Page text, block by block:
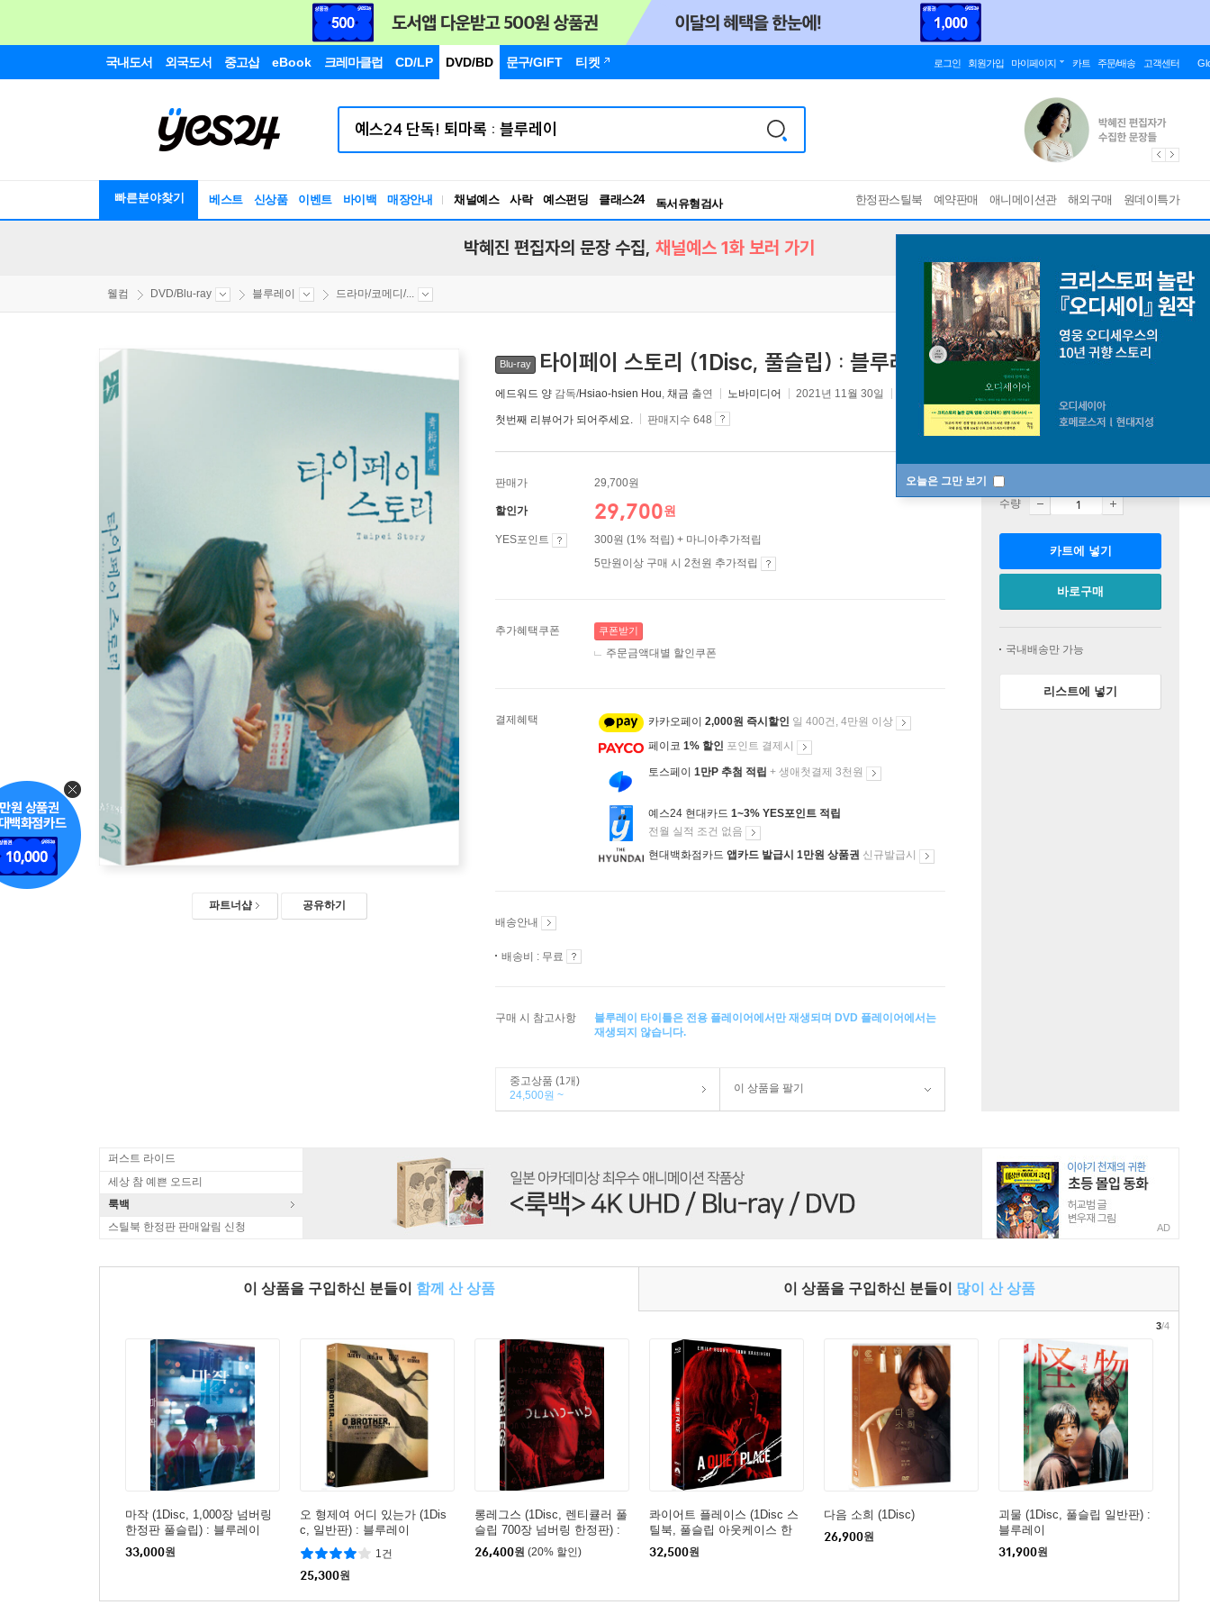
국내도서 외국도서 중고샵 eBook 크레마클럽 CD/LP DVD/BD 문구/GIFT 티켓 로그인 회원가입 마이페이지 카트 주문/배송 고객센터
빠른분야찾기 베스트 신상품 이벤트 바이백 매장안내 채널예스 사락 예스펀딩 클래스24
독서유형검사
RBTI Lab
한정판스틸북 예약판매 애니메이션관 해외구매 원데이특가
오늘은 그만 보기
박혜진 편집자의 문장 수집, 채널예스 1화 보러 가기
웰컴 DVD/Blu-ray 블루레이 드라마/코메디/...
파트너샵 공유하기
Blu-ray 타이페이 스토리 (1Disc, 풀슬립) : 블루레이
에드워드 양 감독/Hsiao-hsien Hou, 채금 출연 노바미디어 2021년 11월 30일 Taipei Story
첫번째 리뷰어가 되어주세요. 판매지수 648
판매가 29,700원
할인가 29,700원
YES포인트
300원 (1% 적립) + 마니아추가적립
5만원이상 구매 시 2천원 추가적립
추가혜택쿠폰 쿠폰받기
주문금액대별 할인쿠폰
결제혜택 카카오페이 2,000원 즉시할인 일 400건, 4만원 이상
페이코 1% 할인 포인트 결제시
토스페이 1만P 추첨 적립 + 생애첫결제 3천원
예스24 현대카드 1~3% YES포인트 적립
전월 실적 조건 없음
현대백화점카드 앱카드 발급시 1만원 상품권 신규발급시
배송안내
배송비 : 무료
구매 시 참고사항
블루레이 타이틀은 전용 플레이어에서만 재생되며 DVD 플레이어에서는
재생되지 않습니다.
중고상품 (1개)
24,500원 ~
이 상품을 팔기
판매중
수량
카트에 넣기
바로구매
국내배송만 가능
리스트에 넣기
퍼스트 라이드
세상 참 예쁜 오드리
룩백
스틸북 한정판 판매알림 신청
AD
이 상품을 구입하신 분들이 함께 산 상품 이 상품을 구입하신 분들이 많이 산 상품
마작 (1Disc, 1,000장 넘버링
한정판 풀슬립) : 블루레이
33,000원
오 형제여 어디 있는가 (1Dis
c, 일반판) : 블루레이
1건
25,300원
롱레그스 (1Disc, 렌티큘러 풀
슬립 700장 넘버링 한정판) :
블루레이
26,400원 (20% 할인)
콰이어트 플레이스 (1Disc 스
틸북, 풀슬립 아웃케이스 한
정수량) : 블루레이
32,500원
다음 소희 (1Disc)
26,900원
괴물 (1Disc, 풀슬립 일반판) :
블루레이
31,900원
3/4